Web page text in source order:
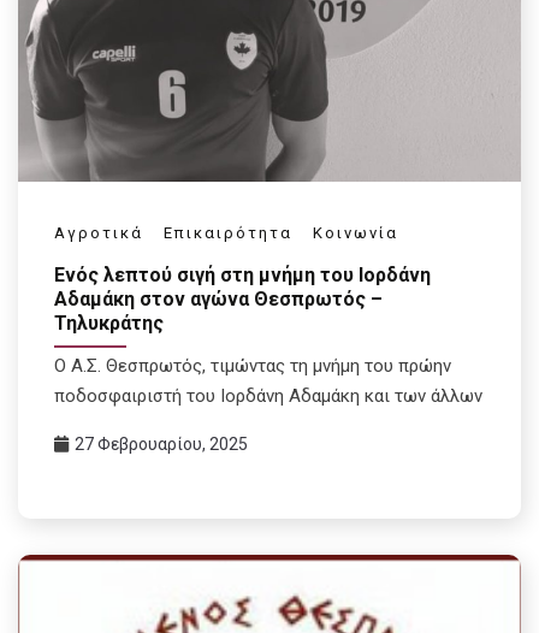
Αγροτικά Επικαιρότητα Κοινωνία
Ενός λεπτού σιγή στη μνήμη του Ιορδάνη
Αδαμάκη στον αγώνα Θεσπρωτός –
Τηλυκράτης
Ο Α.Σ. Θεσπρωτός, τιμώντας τη μνήμη του πρώην
ποδοσφαιριστή του Ιορδάνη Αδαμάκη και των άλλων
27 Φεβρουαρίου, 2025